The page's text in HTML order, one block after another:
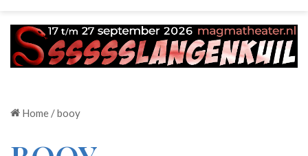
Home /booy